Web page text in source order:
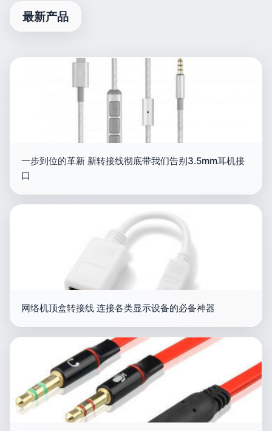
最新产品
一步到位的革新 新转接线彻底带我们告别3.5mm耳机接
口
网络机顶盒转接线 连接各类显示设备的必备神器